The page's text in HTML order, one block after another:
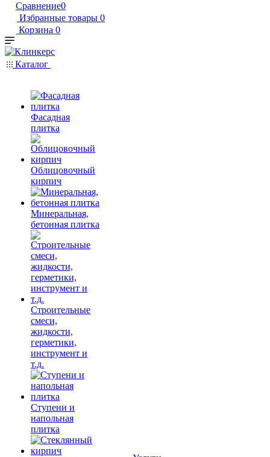
Сравнение0
Избранные товары 0
Корзина 0
Каталог
Фасадная
плитка
Облицовочный
кирпич
Минеральная,
бетонная плитка
Строительные
смеси,
жидкости,
герметики,
инструмент и
т.д.
Ступени и
напольная
плитка